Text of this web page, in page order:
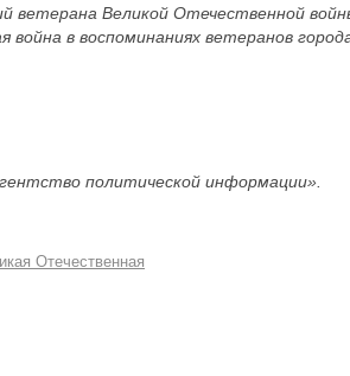
ветерана Великой Отечественной
в воспоминаниях ветеранов
политической информации».
Отечественная